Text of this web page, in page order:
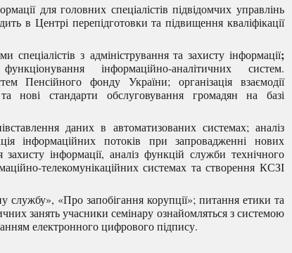
для головних спеціалістів підвідомчих управлінь
в Центрі перепідготовки та підвищення кваліфікації
з адміністрування та захисту інформації;
інформаційно-аналітичних систем.
Пенсійного фонду України; організація взаємодії
стандарти обслуговування громадян на базі
даних в автоматизованих системах; аналіз
інформаційних потоків при запровадженні нових
інформації, аналіз функцій служби технічного
телекомунікаційних системах та створення КСЗІ
«Про запобігання корупції»; питання етики та
занять учасники семінару ознайомляться з системою
електронного цифрового підпису.